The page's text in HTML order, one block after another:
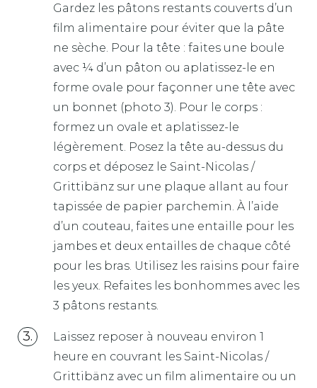
Gardez les pâtons restants couverts d’un
film alimentaire pour éviter que la pâte
ne sèche. Pour la tête : faites une boule
avec ¼ d’un pâton ou aplatissez-le en
forme ovale pour façonner une tête avec
un bonnet (photo 3). Pour le corps :
formez un ovale et aplatissez-le
légèrement. Posez la tête au-dessus du
corps et déposez le Saint-Nicolas /
Grittibänz sur une plaque allant au four
tapissée de papier parchemin. À l’aide
d’un couteau, faites une entaille pour les
jambes et deux entailles de chaque côté
pour les bras. Utilisez les raisins pour faire
les yeux. Refaites les bonhommes avec les
3 pâtons restants.
Laissez reposer à nouveau environ 1
heure en couvrant les Saint-Nicolas /
Grittibänz avec un film alimentaire ou un